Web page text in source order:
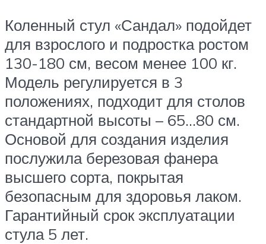
Коленный стул «Сандал» подойдет
для взрослого и подростка ростом
130-180 см, весом менее 100 кг.
Модель регулируется в 3
положениях, подходит для столов
стандартной высоты – 65…80 см.
Основой для создания изделия
послужила березовая фанера
высшего сорта, покрытая
безопасным для здоровья лаком.
Гарантийный срок эксплуатации
стула 5 лет.